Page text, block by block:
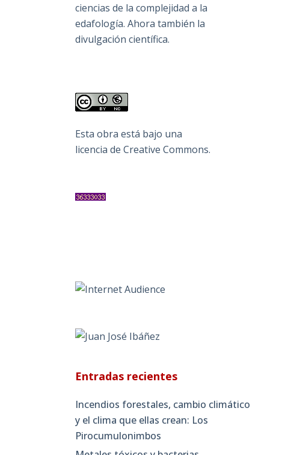
ciencias de la complejidad a la
edafología. Ahora también la
divulgación científica.
Esta obra está bajo una
licencia de Creative Commons.
Entradas recientes
Incendios forestales, cambio climático
y el clima que ellas crean: Los
Pirocumulonimbos